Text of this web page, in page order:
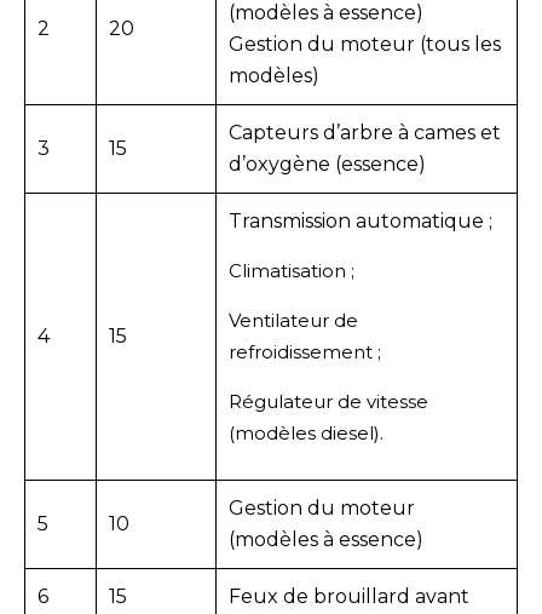
2 20
(modèles à essence)
Gestion du moteur (tous les
modèles)
3 15
Capteurs d’arbre à cames et
d’oxygène (essence)
4 15
Transmission automatique ;
Climatisation ;
Ventilateur de
refroidissement ;
Régulateur de vitesse
(modèles diesel).
5 10
Gestion du moteur
(modèles à essence)
6 15 Feux de brouillard avant